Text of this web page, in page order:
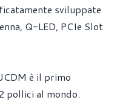
sviluppate
Q-LED, PCIe Slot
è il primo
pollici al mondo.